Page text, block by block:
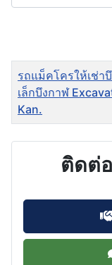
ชื่อ
รถแม็คโครให้เช่า
เล็กบึงกาฬ
Kan.
ติดต่